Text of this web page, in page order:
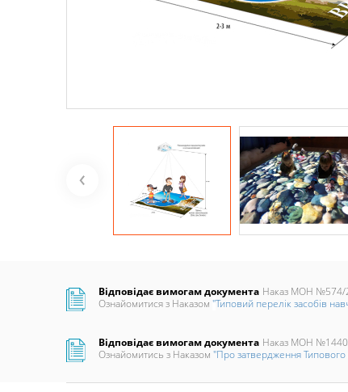
Відповідає вимогам документа Наказ МОН №574/
Ознайомитися з Наказом "Типовий перелік засобів
Відповідає вимогам документа Наказ МОН
Ознайомитись з Наказом "Про затвердження Типового